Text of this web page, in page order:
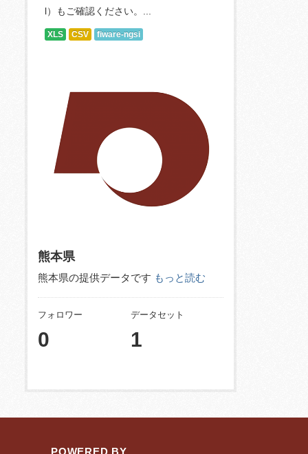
l）もご確認ください。...
XLS CSV fiware-ngsi
熊本県
熊本県の提供データです もっと読む
フォロワー
0
データセット
1
POWERED BY